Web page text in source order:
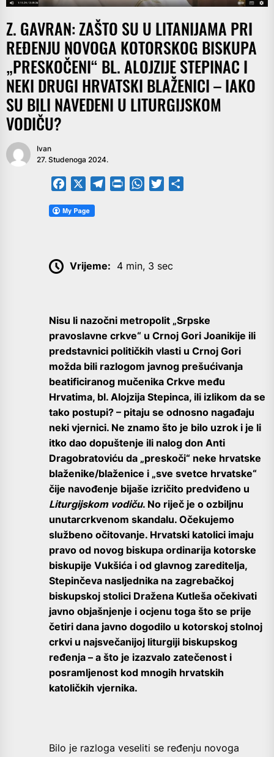
Z. GAVRAN: ZAŠTO SU U LITANIJAMA PRI
REĐENJU NOVOGA KOTORSKOG BISKUPA
„PRESKOČENI“ BL. ALOJZIJE STEPINAC I
NEKI DRUGI HRVATSKI BLAŽENICI – IAKO
SU BILI NAVEDENI U LITURGIJSKOM
VODIČU?
Ivan
27. Studenoga 2024.
Facebook TelegramPrintFriendly
WhatsApp
Twitter
Vrijeme: 4 min, 3 sec
Nisu li nazočni metropolit „Srpske
pravoslavne crkve“ u Crnoj Gori Joanikije ili
predstavnici političkih vlasti u Crnoj Gori
možda bili razlogom javnog prešućivanja
beatificiranog mučenika Crkve među
Hrvatima, bl. Alojzija Stepinca, ili izlikom da se
tako postupi? – pitaju se odnosno nagađaju
neki vjernici. Ne znamo što je bilo uzrok i je li
itko dao dopuštenje ili nalog don Anti
Dragobratoviću da „preskoči“ neke hrvatske
blaženike/blaženice i „sve svetce hrvatske“
čije navođenje bijaše izričito predviđeno u
Liturgijskom vodiču. No riječ je o ozbiljnu
unutarcrkvenom skandalu. Očekujemo
službeno očitovanje. Hrvatski katolici imaju
pravo od novog biskupa ordinarija kotorske
biskupije Vukšića i od glavnog zareditelja,
Stepinčeva nasljednika na zagrebačkoj
biskupskoj stolici Dražena Kutleša očekivati
javno objašnjenje i ocjenu toga što se prije
četiri dana javno dogodilo u kotorskoj stolnoj
crkvi u najsvečanijoj liturgiji biskupskog
ređenja – a što je izazvalo zatečenost i
posramljenost kod mnogih hrvatskih
katoličkih vjernika.
Bilo je razloga veseliti se ređenju novoga